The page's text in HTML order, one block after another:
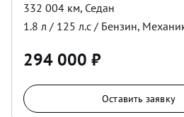
332 004 км, Седан
1.8 л / 125 л.с / Бензин,
294 000 ₽
Оставить заявку